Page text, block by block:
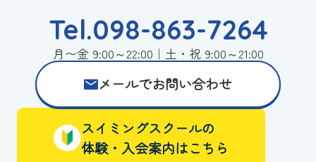
Tel.098-863-7264
月〜金 9:00～22:00｜土・祝 9:00～21:00
メールでお問い合わせ
スイミングスクールの
体験・入会案内はこちら